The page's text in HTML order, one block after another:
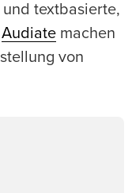
textbasierte,
Audiate machen
von